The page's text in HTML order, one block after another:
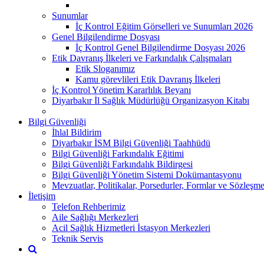
Sunumlar
İç Kontrol Eğitim Görselleri ve Sunumları 2026
Genel Bilgilendirme Dosyası
İç Kontrol Genel Bilgilendirme Dosyası 2026
Etik Davranış İlkeleri ve Farkındalık Çalışmaları
Etik Sloganımız
Kamu görevlileri Etik Davranış İlkeleri
İç Kontrol Yönetim Kararlılık Beyanı
Diyarbakır İl Sağlık Müdürlüğü Organizasyon Kitabı
Bilgi Güvenliği
İhlal Bildirim
Diyarbakır İSM Bilgi Güvenliği Taahhüdü
Bilgi Güvenliği Farkındalık Eğitimi
Bilgi Güvenliği Farkındalık Bildirgesi
Bilgi Güvenliği Yönetim Sistemi Dokümantasyonu
Mevzuatlar, Politikalar, Porsedurler, Formlar ve
İletişim
Telefon Rehberimiz
Aile Sağlığı Merkezleri
Acil Sağlık Hizmetleri İstasyon Merkezleri
Teknik Servis